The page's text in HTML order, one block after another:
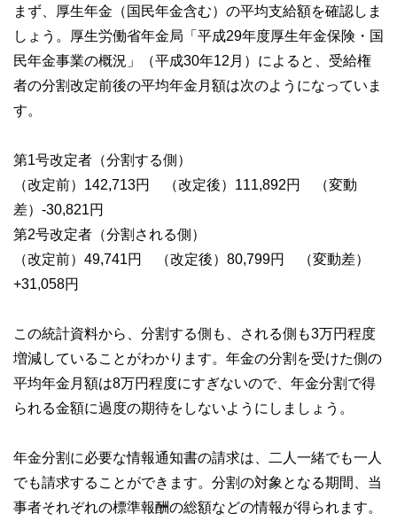
まず、厚生年金（国民年金含む）の平均支給額を確認しま
しょう。厚生労働省年金局「平成29年度厚生年金保険・国
民年金事業の概況」（平成30年12月）によると、受給権
者の分割改定前後の平均年金月額は次のようになっていま
す。
第1号改定者（分割する側）
（改定前）142,713円 （改定後）111,892円 （変動
差）-30,821円
第2号改定者（分割される側）
（改定前）49,741円 （改定後）80,799円 （変動差）
+31,058円
この統計資料から、分割する側も、される側も3万円程度
増減していることがわかります。年金の分割を受けた側の
平均年金月額は8万円程度にすぎないので、年金分割で得
られる金額に過度の期待をしないようにしましょう。
年金分割に必要な情報通知書の請求は、二人一緒でも一人
でも請求することができます。分割の対象となる期間、当
事者それぞれの標準報酬の総額などの情報が得られます。